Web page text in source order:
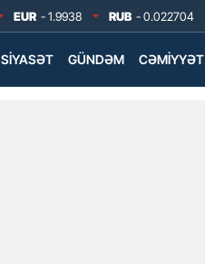
EUR - 1.9938 RUB - 0.022704
SIYASƏT GÜNDƏM CƏMIYYƏT